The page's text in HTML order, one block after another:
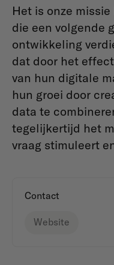
Het is onze
die een volgende
ontwikkeling
dat door het
van hun digitale
hun groei door
data te
tegelijkertijd het
vraag stimuleert
Contact
Website